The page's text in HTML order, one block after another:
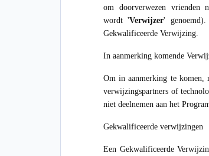
om doorverwezen vrienden
wordt 'Verwijzer'
Gekwalificeerde Verwijzing.
In aanmerking komende
Om in aanmerking te komen,
verwijzingspartners of
niet deelnemen aan het
Gekwalificeerde verwijzingen
Een Gekwalificeerde